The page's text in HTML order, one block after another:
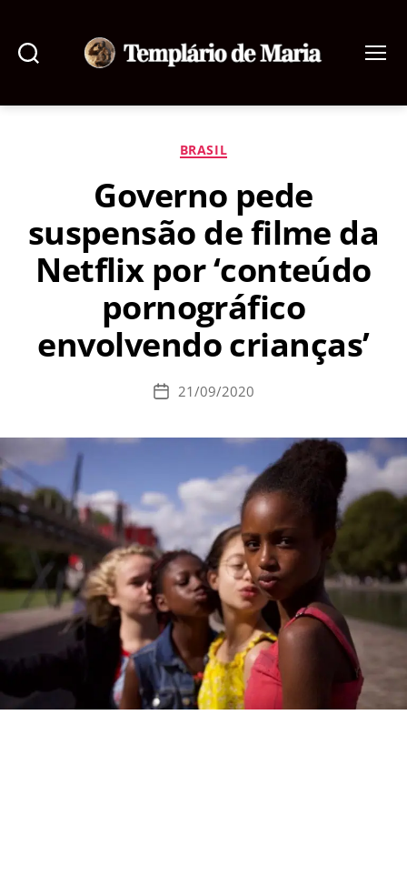
de
Categorias
BRASIL
Governo pede
suspensão de filme da
Netflix por ‘conteúdo
pornográfico
envolvendo crianças’
Data21/09/2020